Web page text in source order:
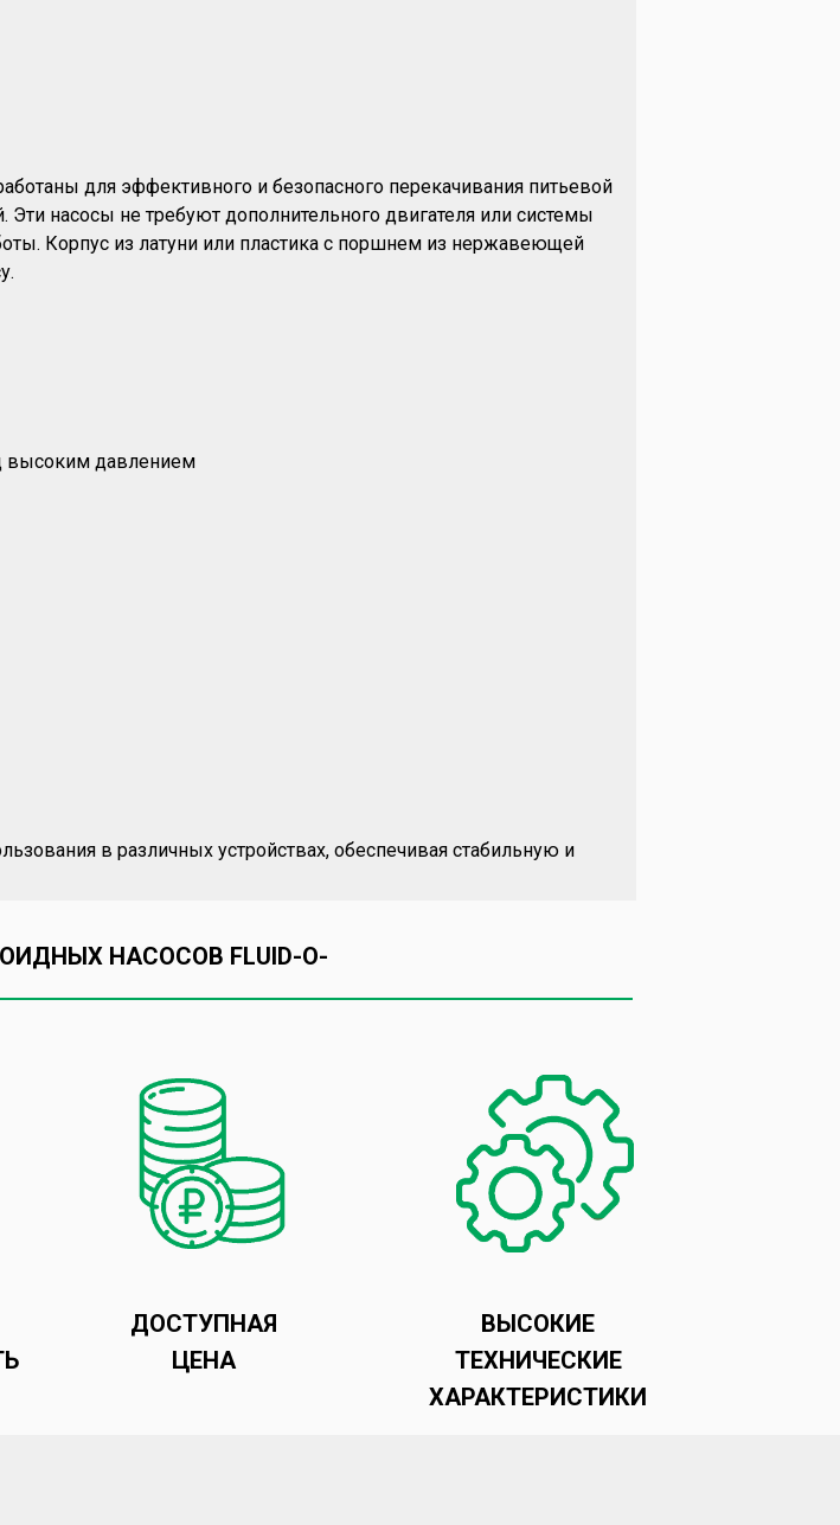
для эффективного и безопасного перекачивания питьевой
насосы не требуют дополнительного двигателя или системы
Корпус из латуни или пластика с поршнем из нержавеющей
высоким давлением
в различных устройствах, обеспечивая стабильную и
НАСОСОВ FLUID-O-
ДОСТУПНАЯ
ЦЕНА
ВЫСОКИЕ
ТЕХНИЧЕСКИЕ
ХАРАКТЕРИСТИКИ